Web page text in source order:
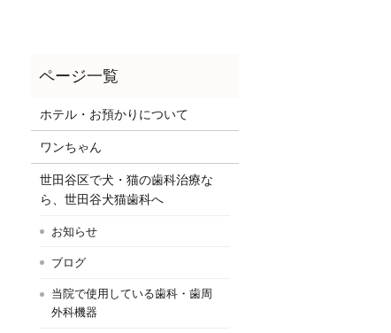
ホテル・お預かりについて
ワンちゃん
世田谷区で犬・猫の歯科治療な
ら、世田谷犬猫歯科へ
お知らせ
ブログ
当院で使用している歯科・歯周
外科機器